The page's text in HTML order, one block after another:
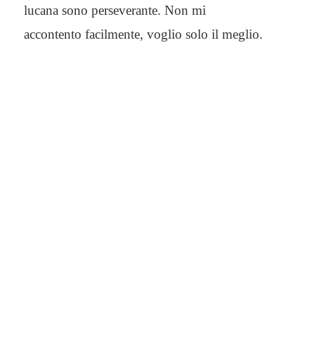
lucana sono perseverante. Non mi
accontento facilmente, voglio solo il meglio.